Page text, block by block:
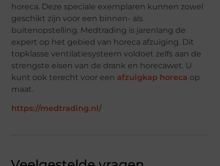
horeca. Deze speciale exemplaren kunnen zowel
geschikt zijn voor een binnen- als
buitenopstelling. Medtrading is jarenlang de
expert op het gebied van horeca afzuiging. Dit
topklasse ventilatiesysteem voldoet zelfs aan de
strengste eisen van de drank en horecawet. U
kunt ook terecht voor een afzuigkap horeca op
maat.
https://medtrading.nl/